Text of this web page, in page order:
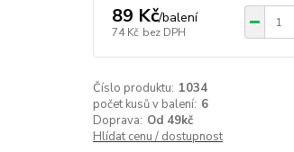
89 Kč/balení
74 Kč bez DPH
Číslo produktu: 1034
počet kusů v balení: 6
Doprava: Od 49kč
Hlídat cenu / dostupnost